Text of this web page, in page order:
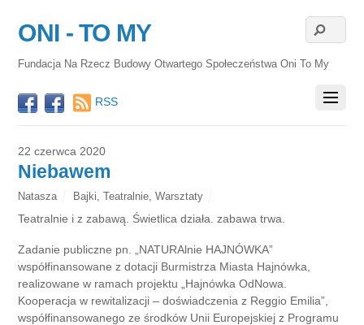
ONI - TO MY
Fundacja Na Rzecz Budowy Otwartego Społeczeństwa Oni To My
RSS
22 czerwca 2020
Niebawem
Natasza Bajki Teatralnie Warsztaty
Teatralnie i z zabawą. Świetlica działa. zabawa trwa.
Zadanie publiczne pn. „NATURAlnie HAJNÓWKA”
współfinansowane z dotacji Burmistrza Miasta Hajnówka,
realizowane w ramach projektu „Hajnówka OdNowa.
Kooperacja w rewitalizacji – doświadczenia z Reggio Emilia”,
współfinansowanego ze środków Unii Europejskiej z Programu